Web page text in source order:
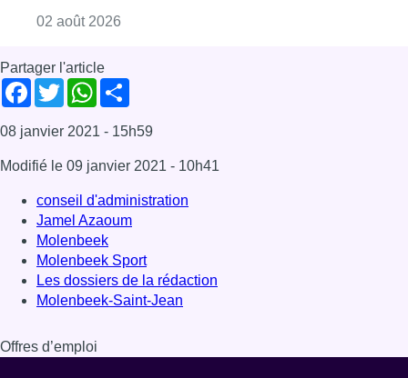
02 août 2026
Partager l'article
Facebook
TwitterWhatsApp
08 janvier 2021 - 15h59
Modifié le 09 janvier 2021 - 10h41
conseil d'administration
Jamel Azaoum
Molenbeek
Molenbeek Sport
Les dossiers de la rédaction
Molenbeek-Saint-Jean
Offres d’emploi